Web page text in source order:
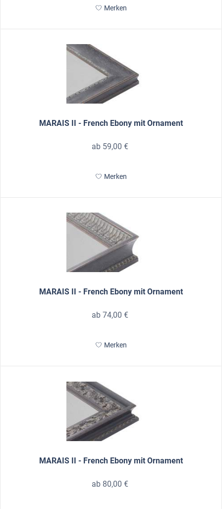
Merken
MARAIS II - French Ebony mit Ornament
ab 59,00 €
Merken
MARAIS II - French Ebony mit Ornament
ab 74,00 €
Merken
MARAIS II - French Ebony mit Ornament
ab 80,00 €